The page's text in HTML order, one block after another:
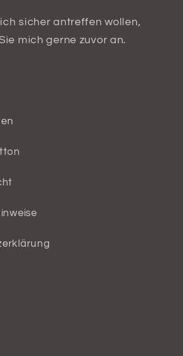
sicher antreffen wollen,
mich gerne zuvor an.